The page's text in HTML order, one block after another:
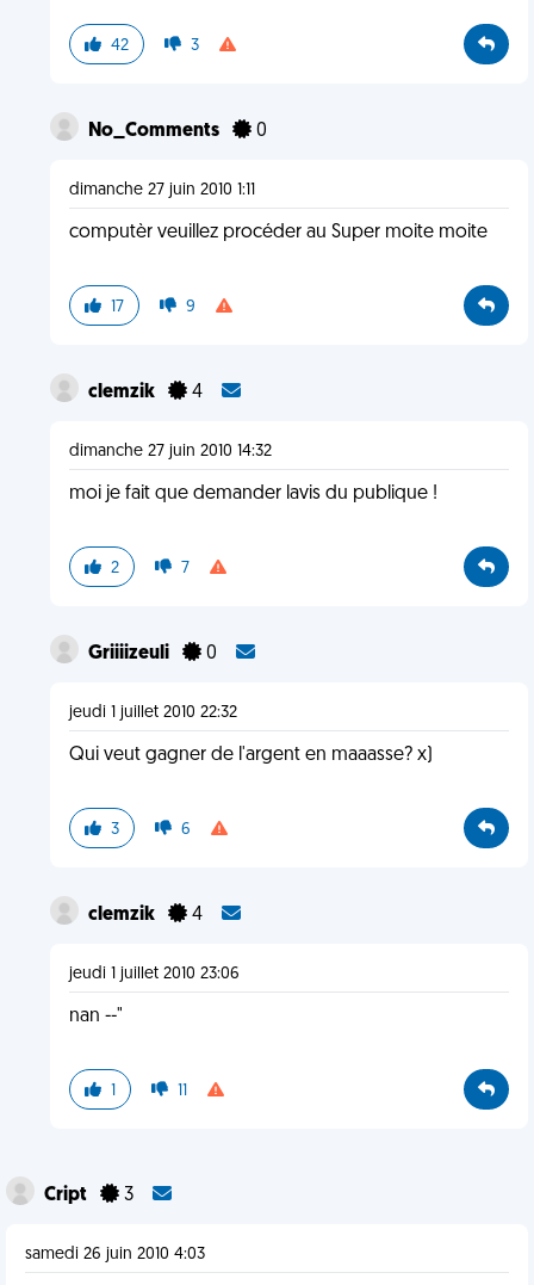
42 3
No_Comments 0
dimanche 27 juin 2010 1:11
computèr veuillez procéder au Super moite moite
17 9
clemzik 4
dimanche 27 juin 2010 14:32
moi je fait que demander lavis du publique !
2 7
Griiiizeuli 0
jeudi 1 juillet 2010 22:32
Qui veut gagner de l'argent en maaasse? x)
3 6
clemzik 4
jeudi 1 juillet 2010 23:06
nan --"
1 11
Cript 3
samedi 26 juin 2010 4:03